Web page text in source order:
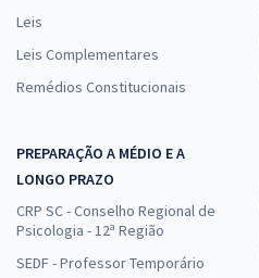
Leis
Leis Complementares
Remédios Constitucionais
PREPARAÇÃO A MÉDIO E A
LONGO PRAZO
CRP SC - Conselho Regional de
Psicologia - 12ª Região
SEDF - Professor Temporário